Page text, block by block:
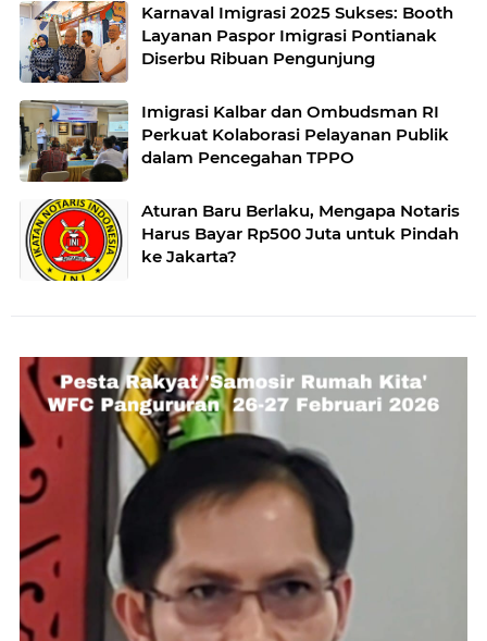
Karnaval Imigrasi 2025 Sukses: Booth
Layanan Paspor Imigrasi Pontianak
Diserbu Ribuan Pengunjung
Imigrasi Kalbar dan Ombudsman RI
Perkuat Kolaborasi Pelayanan Publik
dalam Pencegahan TPPO
Aturan Baru Berlaku, Mengapa Notaris
Harus Bayar Rp500 Juta untuk Pindah
ke Jakarta?